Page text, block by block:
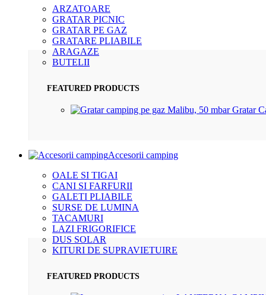
ARZATOARE
GRATAR PICNIC
GRATAR PE GAZ
GRATARE PLIABILE
ARAGAZE
BUTELII
FEATURED PRODUCTS
Gratar
Accesorii camping
OALE SI TIGAI
CANI SI FARFURII
GALETI PLIABILE
SURSE DE LUMINA
TACAMURI
LAZI FRIGORIFICE
DUS SOLAR
KITURI DE SUPRAVIETUIRE
FEATURED PRODUCTS